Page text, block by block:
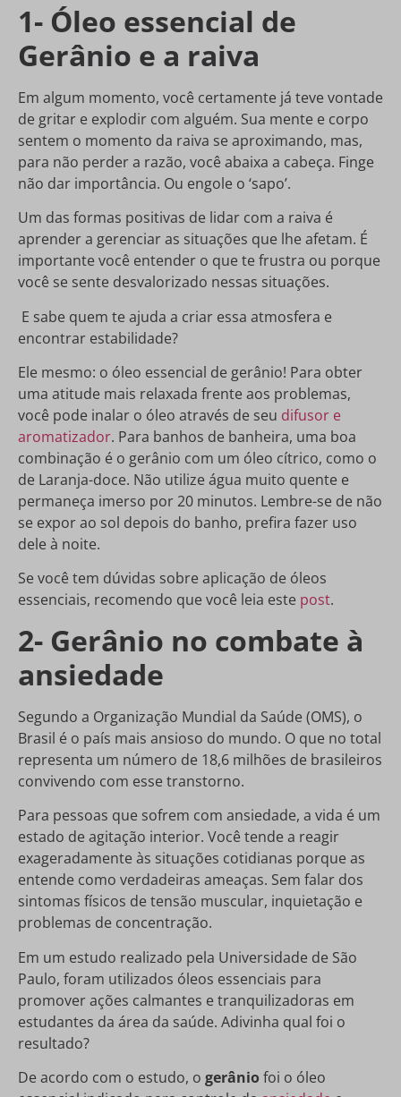
1- Óleo essencial de
Gerânio e a raiva
Em algum momento, você certamente já teve vontade
de gritar e explodir com alguém. Sua mente e corpo
sentem o momento da raiva se aproximando, mas,
para não perder a razão, você abaixa a cabeça. Finge
não dar importância. Ou engole o ‘sapo’.
Um das formas positivas de lidar com a raiva é
aprender a gerenciar as situações que lhe afetam. É
importante você entender o que te frustra ou porque
você se sente desvalorizado nessas situações.
E sabe quem te ajuda a criar essa atmosfera e
encontrar estabilidade?
Ele mesmo: o óleo essencial de gerânio! Para obter
uma atitude mais relaxada frente aos problemas,
você pode inalar o óleo através de seu difusor e
aromatizador. Para banhos de banheira, uma boa
combinação é o gerânio com um óleo cítrico, como o
de Laranja-doce. Não utilize água muito quente e
permaneça imerso por 20 minutos. Lembre-se de não
se expor ao sol depois do banho, prefira fazer uso
dele à noite.
Se você tem dúvidas sobre aplicação de óleos
essenciais, recomendo que você leia este post.
2- Gerânio no combate à
ansiedade
Segundo a Organização Mundial da Saúde (OMS), o
Brasil é o país mais ansioso do mundo. O que no total
representa um número de 18,6 milhões de brasileiros
convivendo com esse transtorno.
Para pessoas que sofrem com ansiedade, a vida é um
estado de agitação interior. Você tende a reagir
exageradamente às situações cotidianas porque as
entende como verdadeiras ameaças. Sem falar dos
sintomas físicos de tensão muscular, inquietação e
problemas de concentração.
Em um estudo realizado pela Universidade de São
Paulo, foram utilizados óleos essenciais para
promover ações calmantes e tranquilizadoras em
estudantes da área da saúde. Adivinha qual foi o
resultado?
De acordo com o estudo, o gerâniofoi o óleo